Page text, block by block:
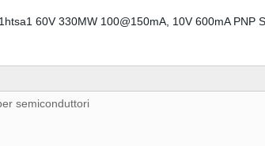
semiconduttori